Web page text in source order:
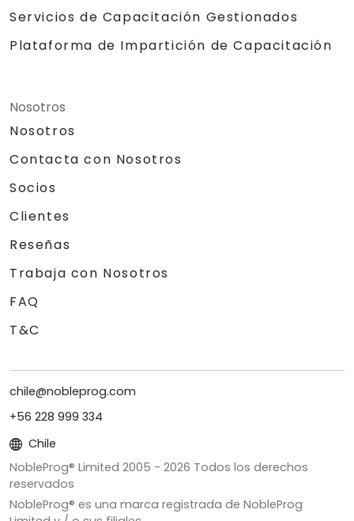
Servicios de Capacitación Gestionados
Plataforma de Impartición de Capacitación
Nosotros
Nosotros
Contacta con Nosotros
Socios
Clientes
Reseñas
Trabaja con Nosotros
FAQ
T&C
chile@nobleprog.com
+56 228 999 334
Chile
NobleProg® Limited 2005 - 2026 Todos los derechos
reservados
NobleProg® es una marca registrada de NobleProg